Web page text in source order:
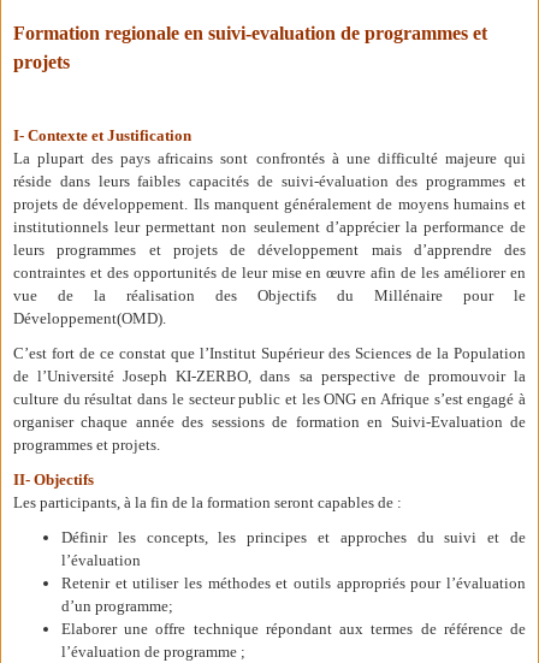
Formation regionale en suivi-evaluation de programmes et
projets
I- Contexte et Justification
La plupart des pays africains sont confrontés à une difficulté majeure qui
réside dans leurs faibles capacités de suivi-évaluation des programmes et
projets de développement. Ils manquent généralement de moyens humains et
institutionnels leur permettant non seulement d’apprécier la performance de
leurs programmes et projets de développement mais d’apprendre des
contraintes et des opportunités de leur mise en œuvre afin de les améliorer en
vue de la réalisation des Objectifs du Millénaire pour le
Développement(OMD).
C’est fort de ce constat que l’Institut Supérieur des Sciences de la Population
de l’Université Joseph KI-ZERBO, dans sa perspective de promouvoir la
culture du résultat dans le secteur public et les ONG en Afrique s’est engagé à
organiser chaque année des sessions de formation en Suivi-Evaluation de
programmes et projets.
II- Objectifs
Les participants, à la fin de la formation seront capables de :
Définir les concepts, les principes et approches du suivi et de
l’évaluation
Retenir et utiliser les méthodes et outils appropriés pour l’évaluation
d’un programme;
Elaborer une offre technique répondant aux termes de référence de
l’évaluation de programme ;